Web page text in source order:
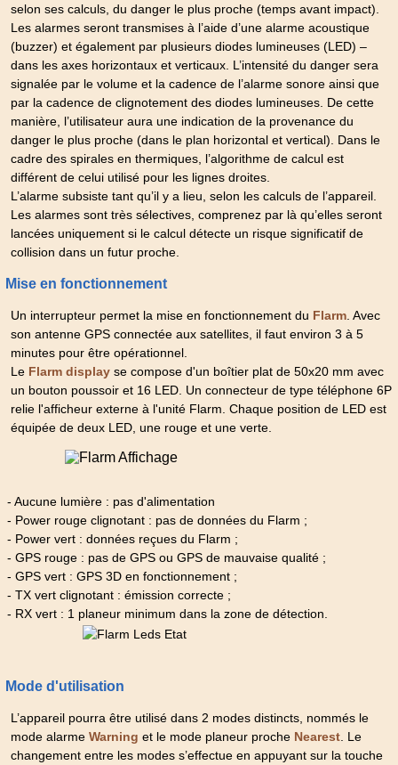
selon ses calculs, du danger le plus proche (temps avant impact).
Les alarmes seront transmises à l’aide d’une alarme acoustique
(buzzer) et également par plusieurs diodes lumineuses (LED) –
dans les axes horizontaux et verticaux. L’intensité du danger sera
signalée par le volume et la cadence de l’alarme sonore ainsi que
par la cadence de clignotement des diodes lumineuses. De cette
manière, l’utilisateur aura une indication de la provenance du
danger le plus proche (dans le plan horizontal et vertical). Dans le
cadre des spirales en thermiques, l’algorithme de calcul est
différent de celui utilisé pour les lignes droites.
L’alarme subsiste tant qu’il y a lieu, selon les calculs de l’appareil.
Les alarmes sont très sélectives, comprenez par là qu’elles seront
lancées uniquement si le calcul détecte un risque significatif de
collision dans un futur proche.
Mise en fonctionnement
Un interrupteur permet la mise en fonctionnement du Flarm . Avec
son antenne GPS connectée aux satellites, il faut environ 3 à 5
minutes pour être opérationnel.
Le Flarm display se compose d'un boîtier plat de 50x20 mm avec
un bouton poussoir et 16 LED. Un connecteur de type téléphone 6P
relie l'afficheur externe à l'unité Flarm. Chaque position de LED est
équipée de deux LED, une rouge et une verte.
- Aucune lumière : pas d'alimentation
- Power rouge clignotant : pas de données du Flarm ;
- Power vert : données reçues du Flarm ;
- GPS rouge : pas de GPS ou GPS de mauvaise qualité ;
- GPS vert : GPS 3D en fonctionnement ;
- TX vert clignotant : émission correcte ;
- RX vert : 1 planeur minimum dans la zone de détection.
Mode d'utilisation
L’appareil pourra être utilisé dans 2 modes distincts, nommés le
mode alarmeWarning et le mode planeur proche Nearest . Le
changement entre les modes s’effectue en appuyant sur la touche